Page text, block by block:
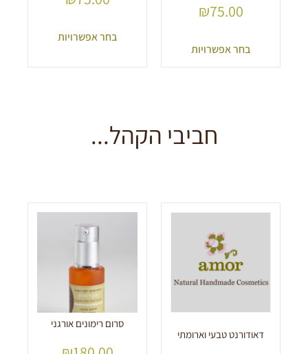
₪75.00
בחר אפשרויות
בחר אפשרויות
חביבי הקהל...
דאודורנט טבעי וארומתי
סרום רימונים אורגני